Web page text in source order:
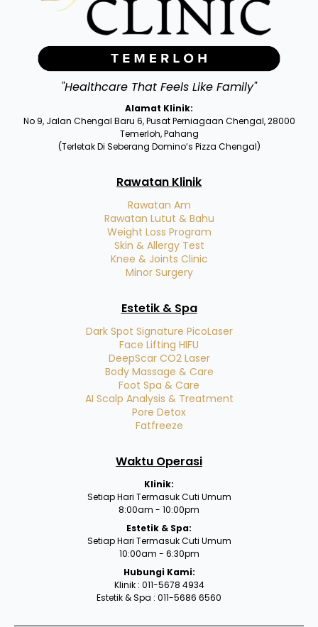
"Healthcare That Feels Like Family"
Alamat Klinik:
No 9, Jalan Chengal Baru 6, Pusat Perniagaan Chengal, 28000
Temerloh, Pahang
(Terletak Di Seberang Domino’s Pizza Chengal)
Rawatan Klinik
Rawatan Am
Rawatan Lutut & Bahu
Weight Loss Program
Skin & Allergy Test
Knee & Joints Clinic
Minor Surgery
Estetik & Spa
Dark Spot Signature PicoLaser
Face Lifting HIFU
DeepScar CO2 Laser
Body Massage & Care
Foot Spa & Care
AI Scalp Analysis & Treatment
Pore Detox
Fatfreeze
Waktu Operasi
Klinik:
Setiap Hari Termasuk Cuti Umum
8:00am - 10:00pm
Estetik & Spa:
Setiap Hari Termasuk Cuti Umum
10:00am - 6:30pm
Hubungi Kami:
Klinik : 011-5678 4934
Estetik & Spa : 011-5686 6560